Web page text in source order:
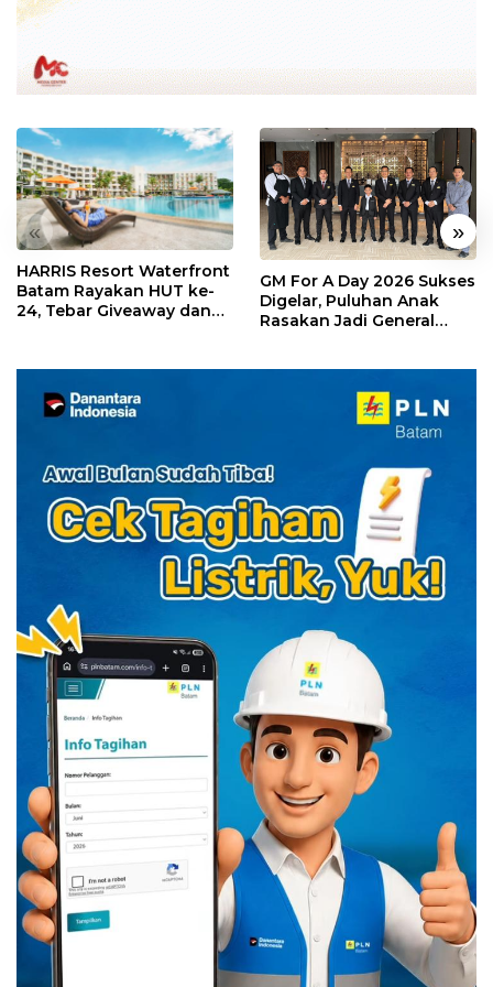
« »
HARRIS Resort Waterfront
Batam Rayakan HUT ke-
24, Tebar Giveaway dan
GM For A Day 2026 Sukses
Digelar, Puluhan Anak
Rasakan Jadi General